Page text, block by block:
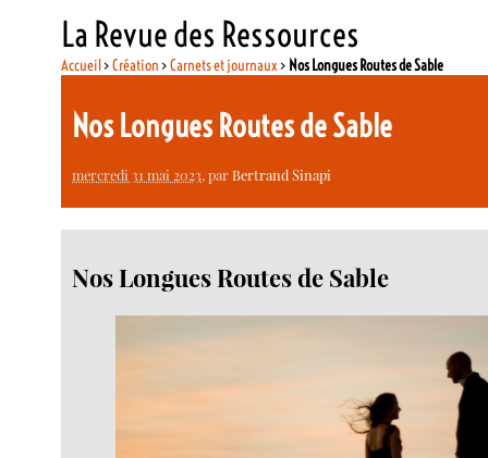
La Revue des Ressources
Accueil>Création >Carnets et journaux > Nos Longues Routes de Sable
Nos Longues Routes de Sable
mercredi 31 mai 2023, parBertrand Sinapi
Nos Longues Routes de Sable